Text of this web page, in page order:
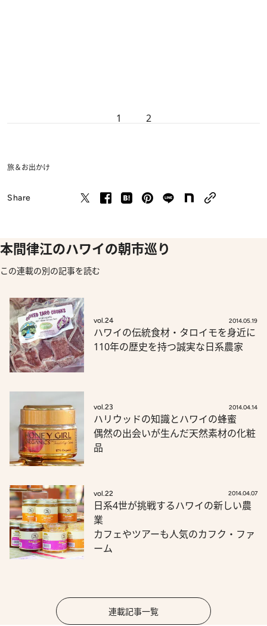
1 2
旅＆お出かけ
Share
本間律江のハワイの朝市巡り
この連載の別の記事を読む
vol.24 2014.05.19
ハワイの伝統食材・タロイモを身近に
110年の歴史を持つ誠実な日系農家
vol.23 2014.04.14
ハリウッドの知識とハワイの蜂蜜
偶然の出会いが生んだ天然素材の化粧
品
vol.22 2014.04.07
日系4世が挑戦するハワイの新しい農
業
カフェやツアーも人気のカフク・ファ
ーム
連載記事一覧